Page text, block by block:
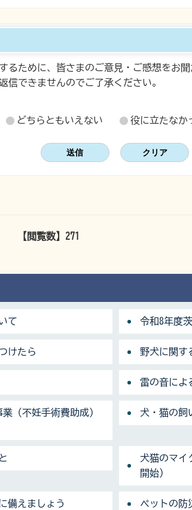
るために、皆さまのご意見・ご感想をお聞
信できませんのでご了承ください。
どちらともいえない 役に立たなか
【閲覧数】 271
て 令和8年度
けたら 野犬に関す
雷の音によ
（不妊手術費助成）
犬・猫の飼
犬猫のマイ
開始）
備えましょう ペットの防